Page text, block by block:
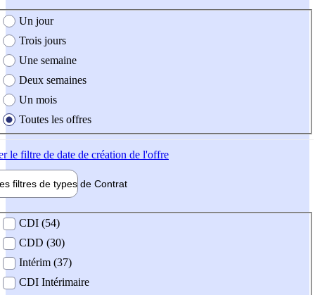
création de l'offre
Un jour
Trois jours
Une semaine
Deux semaines
Un mois
Toutes les offres
le filtre de date de création de l'offre
filtres de types de Contrat
contrat
CDI (54)
CDD (30)
Intérim (37)
CDI Intérimaire